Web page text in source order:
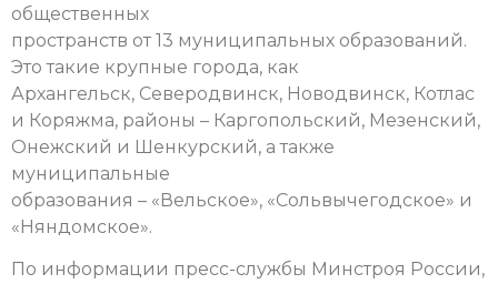
общественных
пространств от 13 муниципальных образований.
Это такие крупные города, как
Архангельск, Северодвинск, Новодвинск, Котлас
и Коряжма, районы – Каргопольский, Мезенский,
Онежский и Шенкурский, а также
муниципальные
образования – «Вельское», «Сольвычегодское» и
«Няндомское».
По информации пресс-службы Минстроя России,